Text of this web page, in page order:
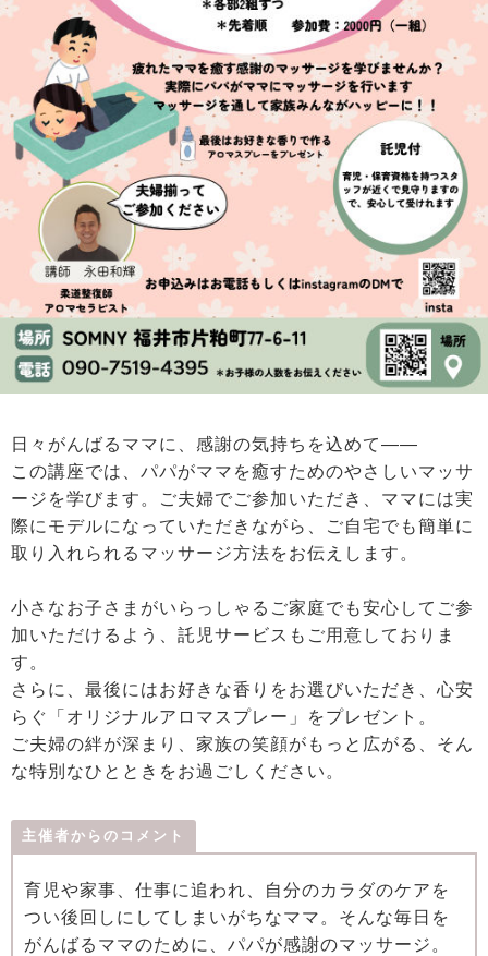
日々がんばるママに、感謝の気持ちを込めて――
この講座では、パパがママを癒すためのやさしいマッサ
ージを学びます。ご夫婦でご参加いただき、ママには実
際にモデルになっていただきながら、ご自宅でも簡単に
取り入れられるマッサージ方法をお伝えします。
小さなお子さまがいらっしゃるご家庭でも安心してご参
加いただけるよう、託児サービスもご用意しておりま
す。
さらに、最後にはお好きな香りをお選びいただき、心安
らぐ「オリジナルアロマスプレー」をプレゼント。
ご夫婦の絆が深まり、家族の笑顔がもっと広がる、そん
な特別なひとときをお過ごしください。
主催者からのコメント
育児や家事、仕事に追われ、自分のカラダのケアを
つい後回しにしてしまいがちなママ。そんな毎日を
がんばるママのために、パパが感謝のマッサージ。